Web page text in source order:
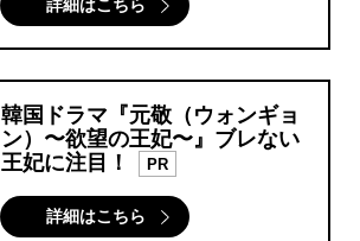
詳細はこちら
韓国ドラマ『元敬（ウォンギョ
ン）〜欲望の王妃〜』ブレない
王妃に注目！
PR
詳細はこちら